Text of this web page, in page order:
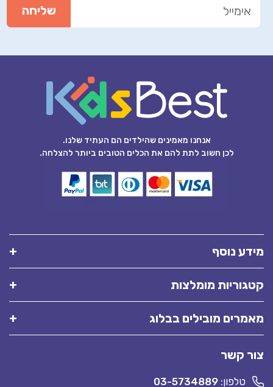
אנחנו מאמינים שהילדים הם העתיד שלנו.
לכן חשוב לתת להם את הכלים הטובים ביותר להצלחה.
מידע נוסף
קטגוריות מומלצות
מאמרים מובילים בבלוג
צור קשר
טלפון: 03-5734889